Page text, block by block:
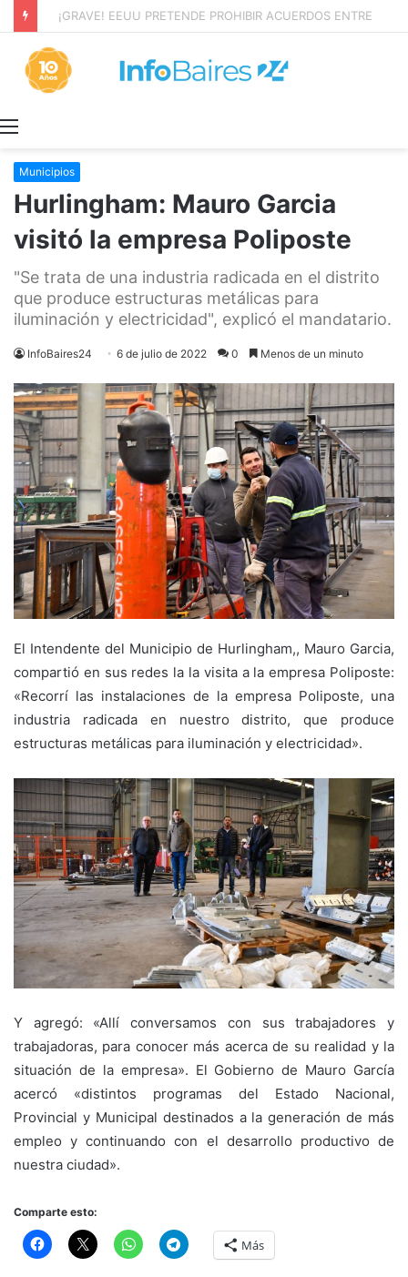
¡GRAVE! EEUU PRETENDE PROHIBIR ACUERDOS ENTRE CHINA Y UNA COOPERATIVA EN NEUQUÉN
Municipios
Hurlingham: Mauro Garcia
visitó la empresa Poliposte
"Se trata de una industria radicada en el distrito
que produce estructuras metálicas para
iluminación y electricidad", explicó el mandatario.
InfoBaires24 6 de julio de 2022 0 Menos de un minuto
El Intendente del Municipio de Hurlingham,, Mauro Garcia,
compartió en sus redes la la visita a la empresa Poliposte:
«Recorrí las instalaciones de la empresa Poliposte, una
industria radicada en nuestro distrito, que produce
estructuras metálicas para iluminación y electricidad».
Y agregó: «Allí conversamos con sus trabajadores y
trabajadoras, para conocer más acerca de su realidad y la
situación de la empresa». El Gobierno de Mauro García
acercó «distintos programas del Estado Nacional,
Provincial y Municipal destinados a la generación de más
empleo y continuando con el desarrollo productivo de
nuestra ciudad».
Comparte esto:
Más